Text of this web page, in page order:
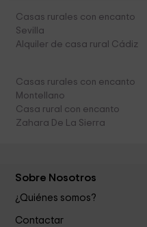
Casas rurales con encanto
Sevilla
Alquiler de casa rural Cádiz
Casas rurales con encanto
Montellano
Casa rural con encanto
Zahara De La Sierra
Sobre Nosotros
¿Quiénes somos?
Contactar